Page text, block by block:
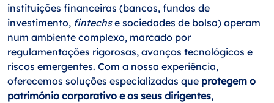
instituições financeiras (bancos, fundos de
investimento, fintechse sociedades de bolsa) operam
num ambiente complexo, marcado por
regulamentações rigorosas, avanços tecnológicos e
riscos emergentes. Com a nossa experiência,
oferecemos soluções especializadas que protegem o
património corporativo e os seus dirigentes,